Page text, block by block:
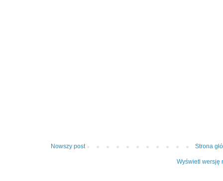
Nowszy post Strona
Wyświetl wersję